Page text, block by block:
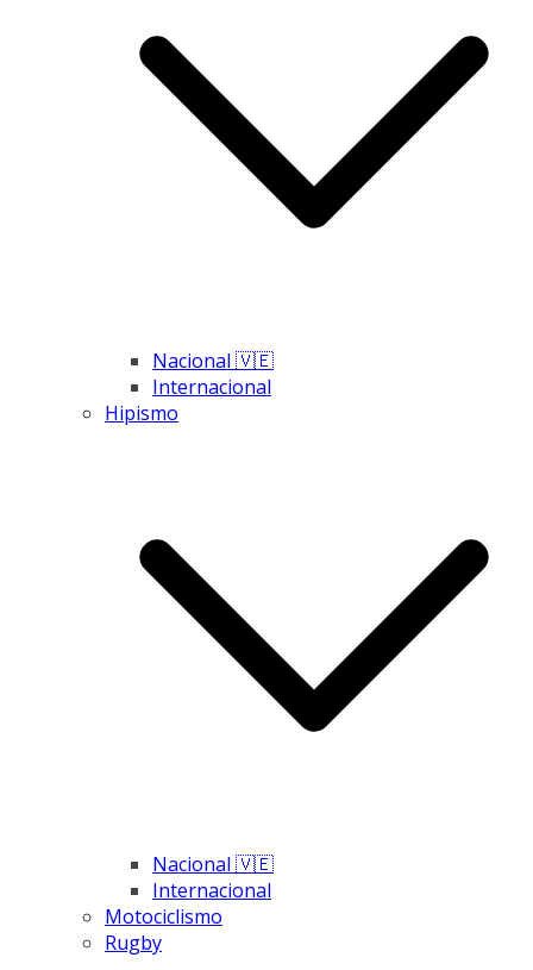
Nacional 🇻🇪
Internacional
Hipismo
Nacional 🇻🇪
Internacional
Motociclismo
Rugby